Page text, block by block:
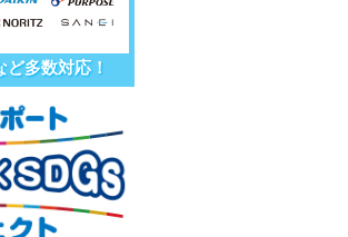
ど多数対応！